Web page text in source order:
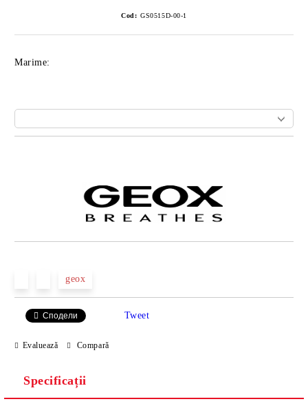
Cod: GS0515D-00-1
Marime:
geox
Сподели Tweet
Evaluează Compară
Specificații